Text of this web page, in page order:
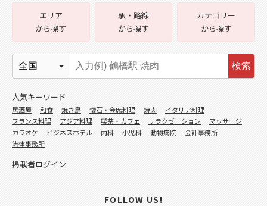
エリア
から探す
駅・路線
から探す
カテゴリー
から探す
検索
人気キーワード
居酒屋 和食 焼き鳥 懐石・会席料理 焼肉
イタリア料理
フランス料理
アジア料理 喫茶・カフェ リラクゼーション
マッサージ
カラオケ
ビジネスホテル 内科 小児科 動物病院
会計事務所
法律事務所
掲載者ログイン
FOLLOW US!